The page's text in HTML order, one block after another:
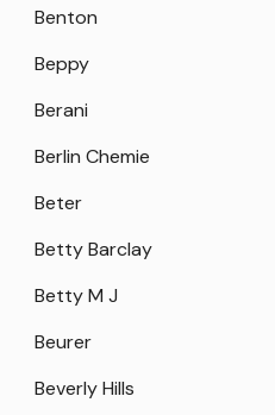
Benton
Beppy
Berani
Berlin Chemie
Beter
Betty Barclay
Betty M J
Beurer
Beverly Hills